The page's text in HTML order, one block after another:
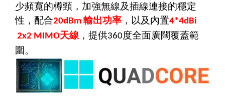
少頻寬的樽頸，加強無線及插線連接的穩定
性 ，配合20dBm 輸出功率 ，以及內置4*4dBi
2x2 MIMO天線 ， 提供360度全面廣闊覆蓋範
圍。